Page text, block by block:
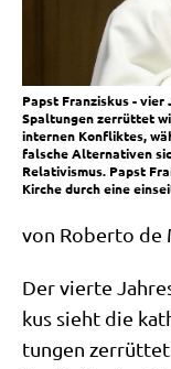
Papst Franziskus - vier
Spaltungen zerrüttet
internen Konfliktes,
falsche Alternativen
Relativismus. Papst
Kirche durch eine
von Rober­to de
Der vier­te
kus sieht die
tun­gen